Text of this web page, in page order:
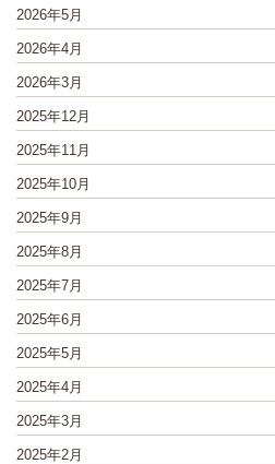
2026年5月
2026年4月
2026年3月
2025年12月
2025年11月
2025年10月
2025年9月
2025年8月
2025年7月
2025年6月
2025年5月
2025年4月
2025年3月
2025年2月